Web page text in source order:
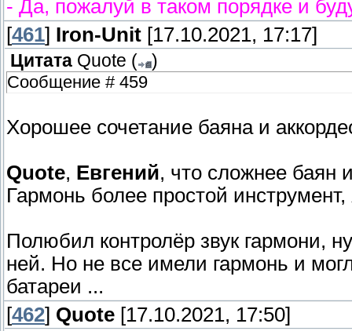
- Да, пожалуй в таком порядке и
[461] Iron-Unit [17.10.2021, 17:17]
Цитата Quote (
)
Сообщение # 459
Хорошее сочетание баяна и
Quote, Евгений, что сложнее баян
Гармонь более простой
Полюбил контролёр звук гармони,
ней. Но не все имели гармонь и
батареи ...
[462] Quote [17.10.2021, 17:50]